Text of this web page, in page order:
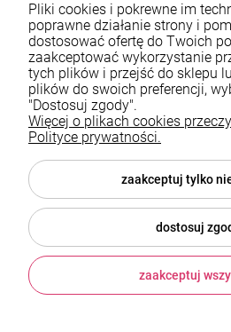
Pomoc
Moje konto
Płatności i
Informacje
O nas
Pliki cookies i pokrewne im
poprawne działanie strony i
dostosować ofertę do Twoich
zaakceptować wykorzystanie
tych plików i przejść do sklepu
plików do swoich preferencji,
"Dostosuj zgody".
Więcej o plikach cookies
Polityce prywatności.
zaakceptuj tylko
dostosuj
zaakceptuj